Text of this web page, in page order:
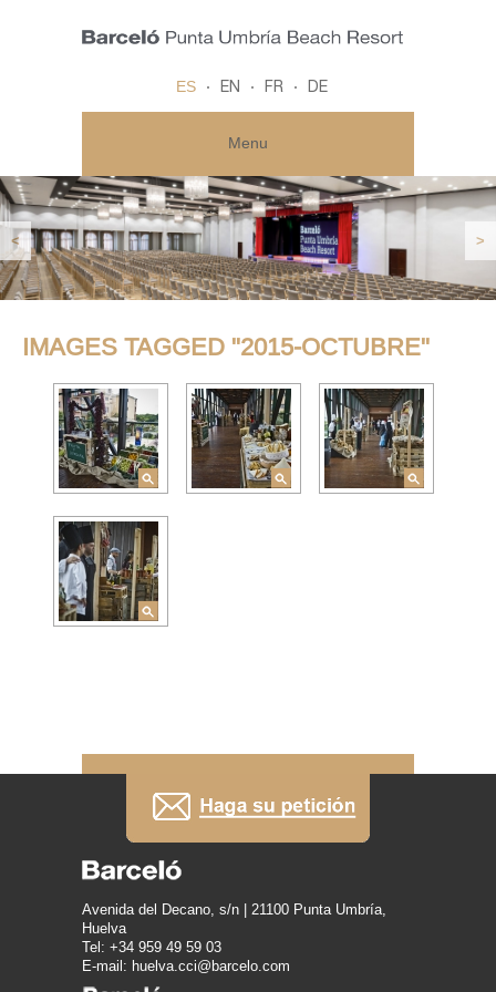
ES EN FR DE
Menu
< >
IMAGES TAGGED "2015-OCTUBRE"
Avenida del Decano, s/n | 21100 Punta Umbría,
Huelva
Tel: +34 959 49 59 03
E-mail: huelva.cci@barcelo.com